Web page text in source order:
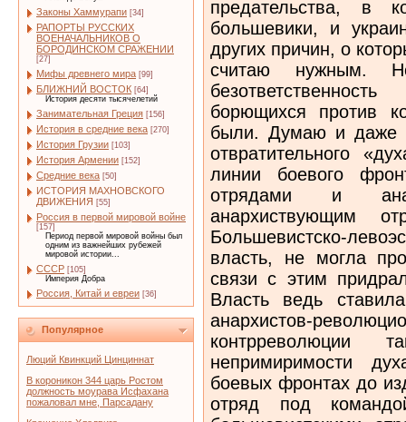
Законы Хаммурапи [34]
РАПОРТЫ РУССКИХ
ВОЕНАЧАЛЬНИКОВ О
БОРОДИНСКОМ СРАЖЕНИИ
[27]
Мифы древнего мира [99]
БЛИЖНИЙ ВОСТОК [64]
История десяти тысячелетий
Занимательная Греция [156]
История в средние века [270]
История Грузии [103]
История Армении [152]
Средние века [50]
ИСТОРИЯ МАХНОВСКОГО
ДВИЖЕНИЯ [55]
Россия в первой мировой войне
[157]
Период первой мировой войны был
одним из важнейших рубежей
мировой истории...
СССР [105]
Империя Добра
Россия, Китай и евреи [36]
Популярное
Люций Квинкций Цинциннат
В короникон 344 царь Ростом
должность моурава Исфахана
пожаловал мне, Парсадану
предательства, в
большевики, и
других причин, о
считаю нужным.
борющихся против
были. Думаю и даже
отвратительного
линии боевого
отрядами и
анархиствующим
Большевистско-
власть, не могла
связи с этим
Власть ведь
анархистов-
контрреволюции
непримиримости
боевых фронтах до
отряд под